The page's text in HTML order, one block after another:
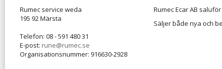
Rumec service weda
195 92 Märsta
Telefon: 08 - 591 480 31
E-post: rune@rumec.se
Organisationsnummer: 916630-2928
Rumec Ecar AB
Säljer både nya och